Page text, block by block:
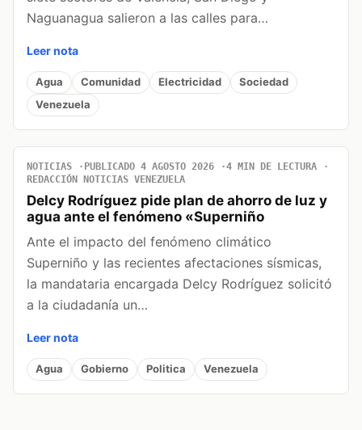
Naguanagua salieron a las calles para…
Leer nota
Agua Comunidad Electricidad
Sociedad
Venezuela
NOTICIAS PUBLICADO 4 AGOSTO 2026
4 MIN DE LECTURA
REDACCIÓN NOTICIAS VENEZUELA
Delcy Rodríguez pide plan de ahorro de luz y
agua ante el fenómeno «Superniño
Ante el impacto del fenómeno climático
Superniño y las recientes afectaciones sísmicas,
la mandataria encargada Delcy Rodríguez solicitó
a la ciudadanía un…
Leer nota
Agua Gobierno Politica Venezuela